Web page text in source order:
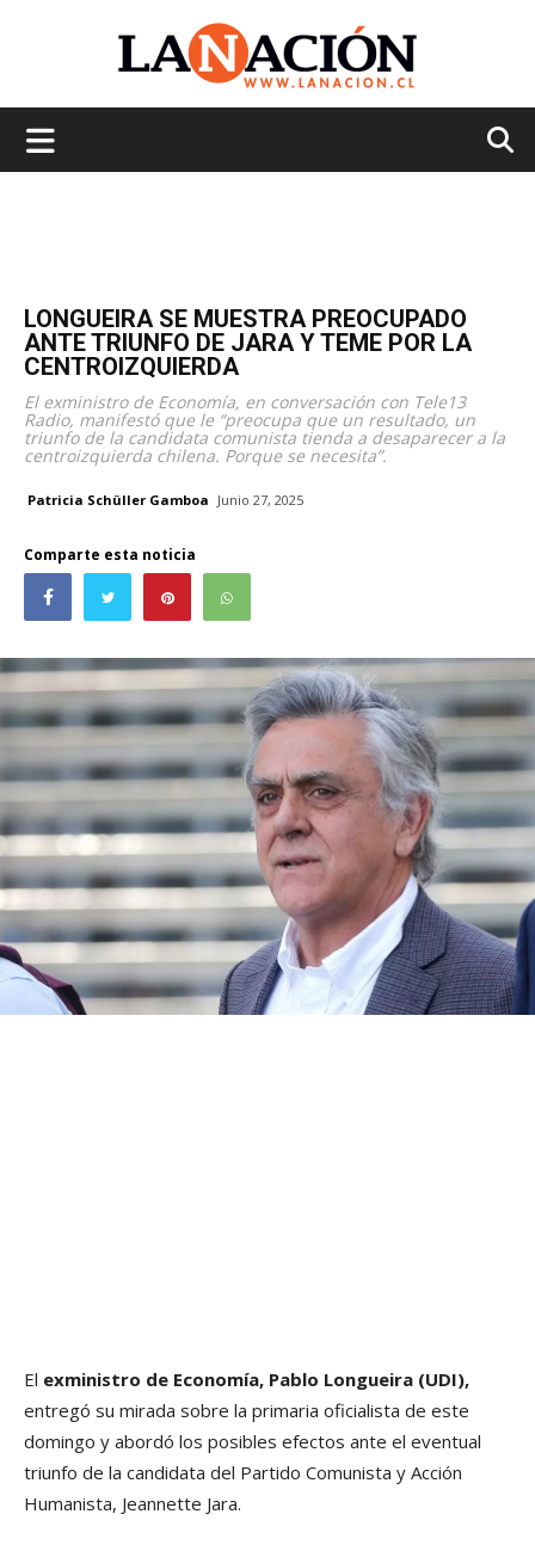
LONGUEIRA SE MUESTRA PREOCUPADO
ANTE TRIUNFO DE JARA Y TEME POR LA
CENTROIZQUIERDA
El exministro de Economía, en conversación con Tele13
Radio, manifestó que le “preocupa que un resultado, un
triunfo de la candidata comunista tienda a desaparecer a la
centroizquierda chilena. Porque se necesita”.
Patricia Schüller Gamboa Junio 27, 2025
Comparte esta noticia
El exministro de Economía, Pablo Longueira (UDI),
entregó su mirada sobre la primaria oficialista de este
domingo y abordó los posibles efectos ante el eventual
triunfo de la candidata del Partido Comunista y Acción
Humanista, Jeannette Jara.